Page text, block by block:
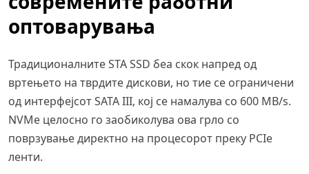
оптоварувања
Традиционалните STA SSD беа скок напред од
вртењето на тврдите дискови, но тие се ограничени
од интерфејсот SATA III, кој се намалува со 600 MB/s.
NVMe целосно го заобиколува ова грло со
поврзување директно на процесорот преку PCIe
ленти.